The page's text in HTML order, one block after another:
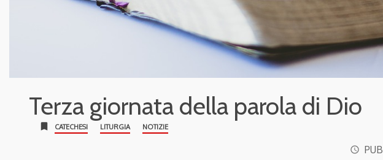
Terza giornata della parola di Dio
bookmark CATECHESI LITURGIA NOTIZIE
access_time